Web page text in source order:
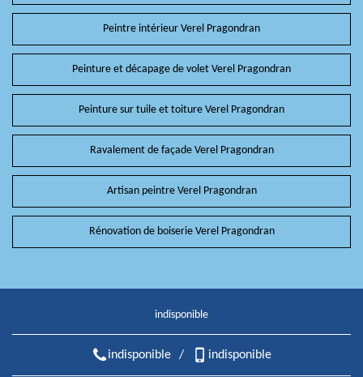
Peintre intérieur Verel Pragondran
Peinture et décapage de volet Verel Pragondran
Peinture sur tuile et toiture Verel Pragondran
Ravalement de façade Verel Pragondran
Artisan peintre Verel Pragondran
Rénovation de boiserie Verel Pragondran
indisponible
indisponible / indisponible